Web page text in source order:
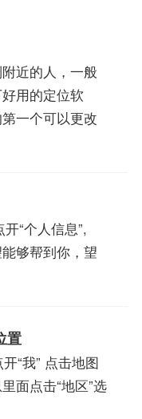
近的人，一般
用的定位软
一个可以更改
“个人信息”,
够帮到你，望
置
“我” 点击地图
面点击“地区”选